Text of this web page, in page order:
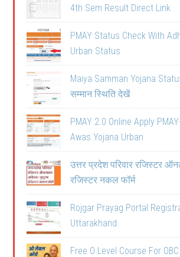
4th Sem Result Direct Link
PMAY Status Check With
Urban Status
Maiya Samman Yojana
सम्मान स्थिति देखें
PMAY 2.0 Online Apply
Awas Yojana Urban
उत्तर प्रदेश परिवार रजिस्टर
रजिस्टर नकल फॉर्म
Rojgar Prayag Portal
Uttarakhand
Free O Level Course For